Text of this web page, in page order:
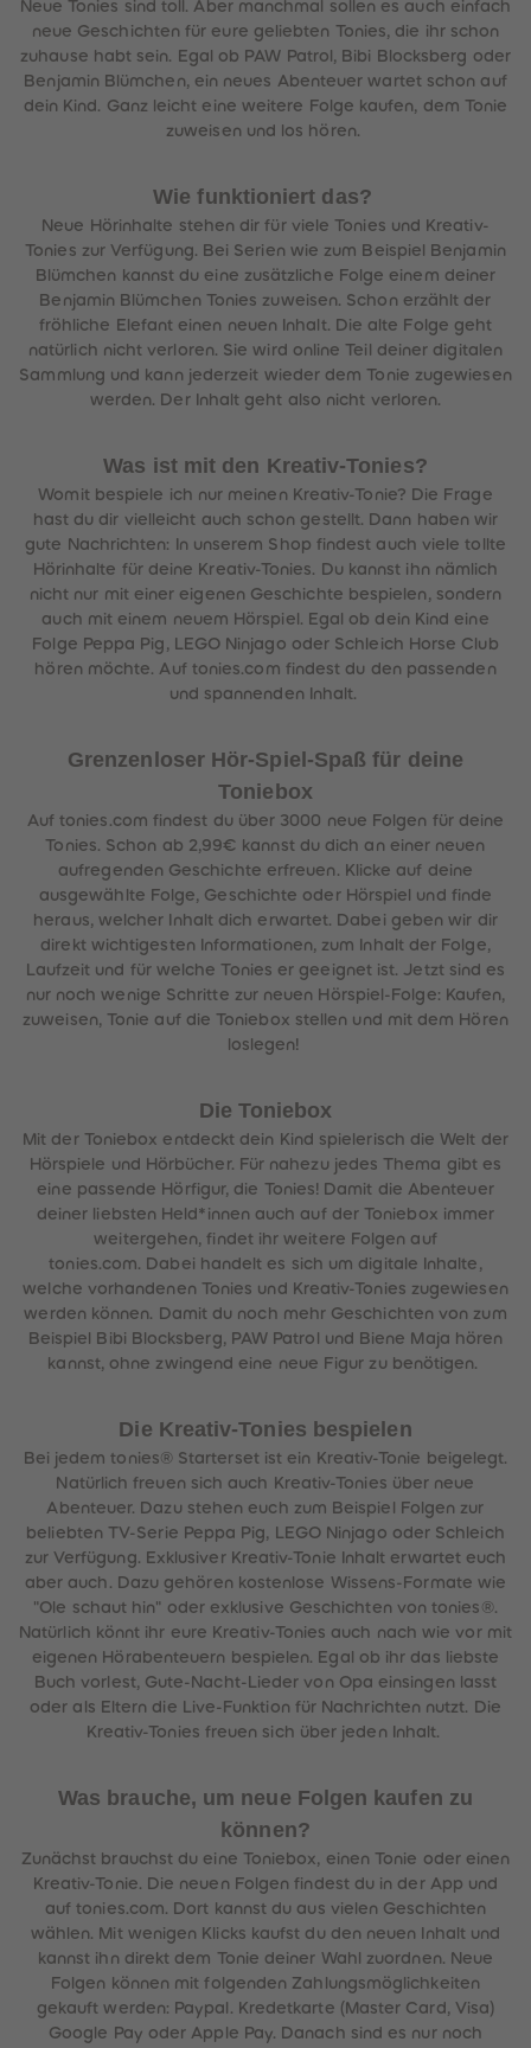
Neue Tonies sind toll. Aber manchmal sollen es auch einfach
neue Geschichten für eure geliebten Tonies, die ihr schon
zuhause habt sein. Egal ob PAW Patrol, Bibi Blocksberg oder
Benjamin Blümchen, ein neues Abenteuer wartet schon auf
dein Kind. Ganz leicht eine weitere Folge kaufen, dem Tonie
zuweisen und los hören.
Wie funktioniert das?
Neue Hörinhalte stehen dir für viele Tonies und Kreativ-
Tonies zur Verfügung. Bei Serien wie zum Beispiel Benjamin
Blümchen kannst du eine zusätzliche Folge einem deiner
Benjamin Blümchen Tonies zuweisen. Schon erzählt der
fröhliche Elefant einen neuen Inhalt. Die alte Folge geht
natürlich nicht verloren. Sie wird online Teil deiner digitalen
Sammlung und kann jederzeit wieder dem Tonie zugewiesen
werden. Der Inhalt geht also nicht verloren.
Was ist mit den Kreativ-Tonies?
Womit bespiele ich nur meinen Kreativ-Tonie? Die Frage
hast du dir vielleicht auch schon gestellt. Dann haben wir
gute Nachrichten: In unserem Shop findest auch viele tollte
Hörinhalte für deine Kreativ-Tonies. Du kannst ihn nämlich
nicht nur mit einer eigenen Geschichte bespielen, sondern
auch mit einem neuem Hörspiel. Egal ob dein Kind eine
Folge Peppa Pig, LEGO Ninjago oder Schleich Horse Club
hören möchte. Auf tonies.com findest du den passenden
und spannenden Inhalt.
Grenzenloser Hör-Spiel-Spaß für deine
Toniebox
Auf tonies.com findest du über 3000 neue Folgen für deine
Tonies. Schon ab 2,99€ kannst du dich an einer neuen
aufregenden Geschichte erfreuen. Klicke auf deine
ausgewählte Folge, Geschichte oder Hörspiel und finde
heraus, welcher Inhalt dich erwartet. Dabei geben wir dir
direkt wichtigesten Informationen, zum Inhalt der Folge,
Laufzeit und für welche Tonies er geeignet ist. Jetzt sind es
nur noch wenige Schritte zur neuen Hörspiel-Folge: Kaufen,
zuweisen, Tonie auf die Toniebox stellen und mit dem Hören
loslegen!
Die Toniebox
Mit der Toniebox entdeckt dein Kind spielerisch die Welt der
Hörspiele und Hörbücher. Für nahezu jedes Thema gibt es
eine passende Hörfigur, die Tonies! Damit die Abenteuer
deiner liebsten Held*innen auch auf der Toniebox immer
weitergehen, findet ihr weitere Folgen auf
tonies.com. Dabei handelt es sich um digitale Inhalte,
welche vorhandenen Tonies und Kreativ-Tonies zugewiesen
werden können. Damit du noch mehr Geschichten von zum
Beispiel Bibi Blocksberg, PAW Patrol und Biene Maja hören
kannst, ohne zwingend eine neue Figur zu benötigen.
Die Kreativ-Tonies bespielen
Bei jedem tonies® Starterset ist ein Kreativ-Tonie beigelegt.
Natürlich freuen sich auch Kreativ-Tonies über neue
Abenteuer. Dazu stehen euch zum Beispiel Folgen zur
beliebten TV-Serie Peppa Pig, LEGO Ninjago oder Schleich
zur Verfügung. Exklusiver Kreativ-Tonie Inhalt erwartet euch
aber auch. Dazu gehören kostenlose Wissens-Formate wie
"Ole schaut hin" oder exklusive Geschichten von tonies®.
Natürlich könnt ihr eure Kreativ-Tonies auch nach wie vor mit
eigenen Hörabenteuern bespielen. Egal ob ihr das liebste
Buch vorlest, Gute-Nacht-Lieder von Opa einsingen lasst
oder als Eltern die Live-Funktion für Nachrichten nutzt. Die
Kreativ-Tonies freuen sich über jeden Inhalt.
Was brauche, um neue Folgen kaufen zu
können?
Zunächst brauchst du eine Toniebox, einen Tonie oder einen
Kreativ-Tonie. Die neuen Folgen findest du in der App und
auf tonies.com. Dort kannst du aus vielen Geschichten
wählen. Mit wenigen Klicks kaufst du den neuen Inhalt und
kannst ihn direkt dem Tonie deiner Wahl zuordnen. Neue
Folgen können mit folgenden Zahlungsmöglichkeiten
gekauft werden: Paypal. Kredetkarte (Master Card, Visa)
Google Pay oder Apple Pay. Danach sind es nur noch